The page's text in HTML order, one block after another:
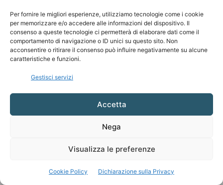
Per fornire le migliori esperienze, utilizziamo tecnologie come i cookie
per memorizzare e/o accedere alle informazioni del dispositivo. Il
consenso a queste tecnologie ci permetterà di elaborare dati come il
comportamento di navigazione o ID unici su questo sito. Non
acconsentire o ritirare il consenso può influire negativamente su alcune
caratteristiche e funzioni.
Gestisci servizi
Accetta
Nega
Visualizza le preferenze
Cookie Policy Dichiarazione sulla Privacy
SEGUICI